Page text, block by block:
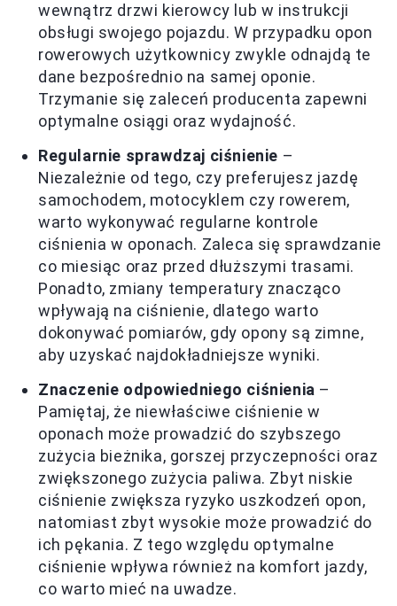
wewnątrz drzwi kierowcy lub w instrukcji
obsługi swojego pojazdu. W przypadku opon
rowerowych użytkownicy zwykle odnajdą te
dane bezpośrednio na samej oponie.
Trzymanie się zaleceń producenta zapewni
optymalne osiągi oraz wydajność.
Regularnie sprawdzaj ciśnienie –
Niezależnie od tego, czy preferujesz jazdę
samochodem, motocyklem czy rowerem,
warto wykonywać regularne kontrole
ciśnienia w oponach. Zaleca się sprawdzanie
co miesiąc oraz przed dłuższymi trasami.
Ponadto, zmiany temperatury znacząco
wpływają na ciśnienie, dlatego warto
dokonywać pomiarów, gdy opony są zimne,
aby uzyskać najdokładniejsze wyniki.
Znaczenie odpowiedniego ciśnienia –
Pamiętaj, że niewłaściwe ciśnienie w
oponach może prowadzić do szybszego
zużycia bieżnika, gorszej przyczepności oraz
zwiększonego zużycia paliwa. Zbyt niskie
ciśnienie zwiększa ryzyko uszkodzeń opon,
natomiast zbyt wysokie może prowadzić do
ich pękania. Z tego względu optymalne
ciśnienie wpływa również na komfort jazdy,
co warto mieć na uwadze.